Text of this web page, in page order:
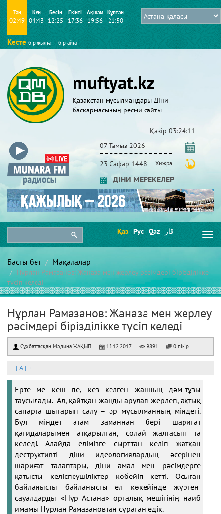
Таң
02:49
Күн
04:43
Бесін
12:25
Екінті
17:36
Ақшам
19:56
Құптан
21:50
Кесте бір жылға бір айға
muftyat.kz
Қазақстан мұсылмандары Діни
басқармасының ресми сайты
Қазір 03:24:12
07 Тамыз 2026
23 Сафар 1448 Хижра
ДІНИ МЕРЕКЕЛЕР
Қаз Рус Qaz قاز
Басты бет Мақалалар
Нұрлан Рамазанов: Жаназа мен жерлеу рәсімдері бірізділікке
түсіп келеді
Нұрлан Рамазанов: Жаназа мен жерлеу
рәсімдері бірізділікке түсіп келеді
Сұхбаттасқан Мәдина ЖАҚЫП 13.12.2017 9891 0 пікір
– | A| +
Ерте ме кеш пе, кез келген жанның дәм-тұзы
таусылады. Ал, қайтқан жанды арулап жерлеп, ақтық
сапарға шығарып салу – әр мұсылманның міндеті.
Бұл міндет атам заманнан бері шариғат
қағидаларымен атқарылған, солай жалғасып та
келеді. Алайда елімізге сырттан келіп жатқан
деструктивті діни идеологиялардың әсерінен
шариғат талаптары, діни амал мен рәсімдерге
қатысты келіспеушіліктер көбейіп кетті. Осыған
байланысты байланысты ел көкейінде жүрген
сауалдарды «Нұр Астана» орталық мешітінің наиб
имамы Нұрлан Рамазановтан сұраған едік.